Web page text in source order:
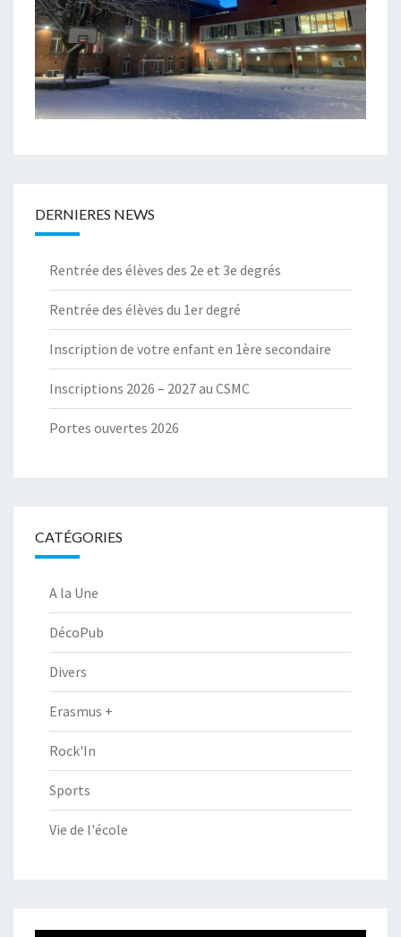
DERNIERES NEWS
Rentrée des élèves des 2e et 3e degrés
Rentrée des élèves du 1er degré
Inscription de votre enfant en 1ère secondaire
Inscriptions 2026 – 2027 au CSMC
Portes ouvertes 2026
CATÉGORIES
A la Une
DécoPub
Divers
Erasmus +
Rock'In
Sports
Vie de l'école